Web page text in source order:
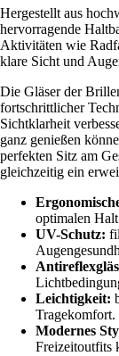
Hergestellt aus
hervorragende
Aktivitäten wie
klare Sicht und
Die Gläser der
fortschrittlicher
Sichtklarheit
ganz genießen
perfekten Sitz am
gleichzeitig ein
optimalen
UV-Schutz:
Leichtigkeit:
Tragekomfort.
Modernes
Freizeitoutfits